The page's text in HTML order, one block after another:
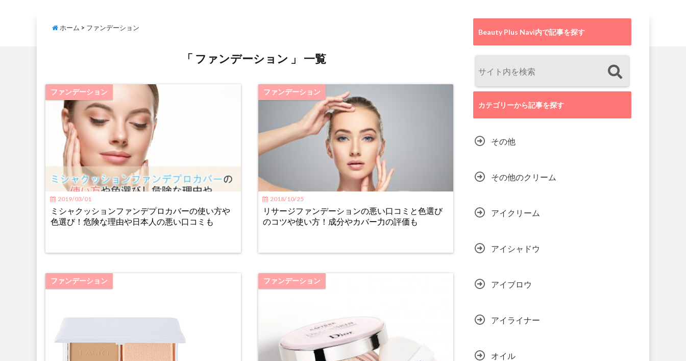
ホーム > ファンデーション
「 ファンデーション 」 一覧
ファンデーション
2019/03/01
ミシャクッションファンデプロカバーの使い方や
色選び！危険な理由や日本人の悪い口コミも
ファンデーション
2018/10/25
リサージファンデーションの悪い口コミと色選び
のコツや使い方！成分やカバー力の評価も
ファンデーション ファンデーション
Beauty Plus Navi内で記事を探す
カテゴリーから記事を探す
その他
その他のクリーム
アイクリーム
アイシャドウ
アイブロウ
アイライナー
オイル